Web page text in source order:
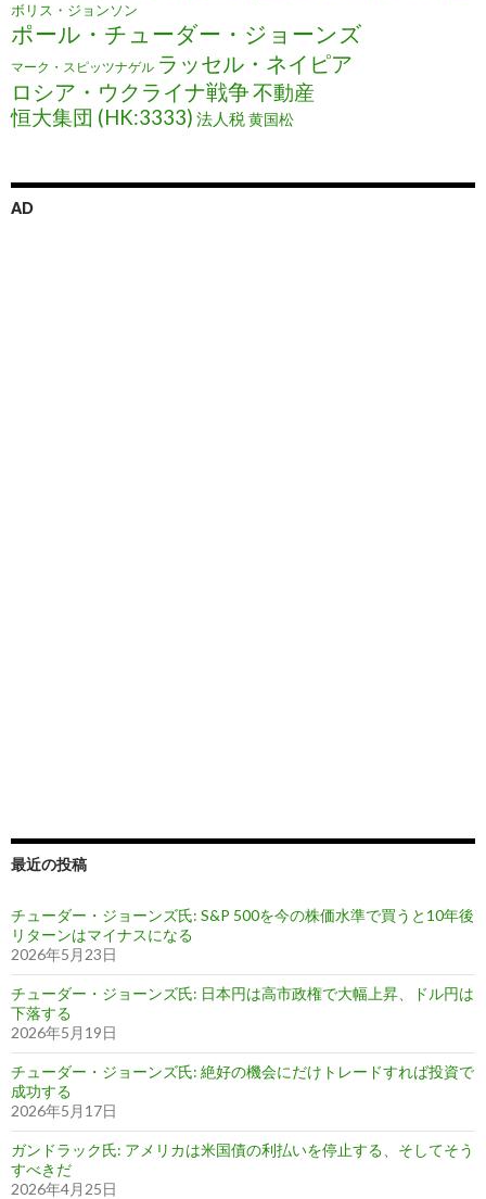
ボリス・ジョンソン
ポール・チューダー・ジョーンズ
マーク・スピッツナゲル ラッセル・ネイピア
ロシア・ウクライナ戦争不動産
恒大集団 (HK:3333) 法人税黄国松
AD
最近の投稿
チューダー・ジョーンズ氏: S&P 500を今の株価水準で買うと10年後
リターンはマイナスになる
2026年5月23日
チューダー・ジョーンズ氏: 日本円は高市政権で大幅上昇、ドル円は
下落する
2026年5月19日
チューダー・ジョーンズ氏: 絶好の機会にだけトレードすれば投資で
成功する
2026年5月17日
ガンドラック氏: アメリカは米国債の利払いを停止する、そしてそう
すべきだ
2026年4月25日